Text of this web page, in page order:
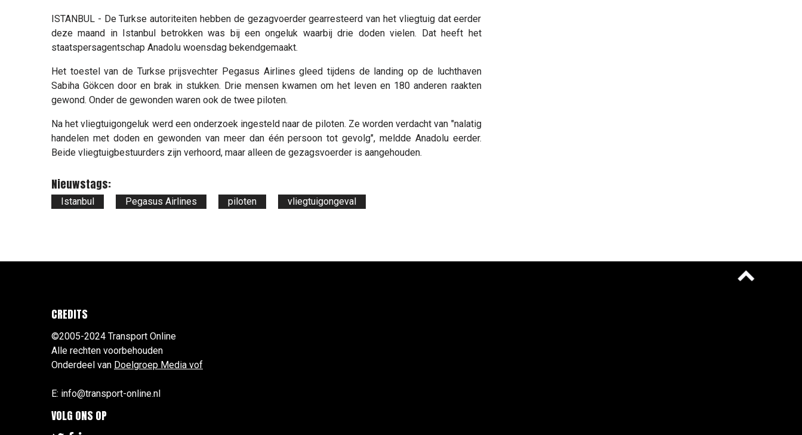
ISTANBUL - De Turkse autoriteiten hebben de gezagvoerder gearresteerd van het vliegtuig dat eerder
deze maand in Istanbul betrokken was bij een ongeluk waarbij drie doden vielen. Dat heeft het
staatspersagentschap Anadolu woensdag bekendgemaakt.
Het toestel van de Turkse prijsvechter Pegasus Airlines gleed tijdens de landing op de luchthaven
Sabiha Gökcen door en brak in stukken. Drie mensen kwamen om het leven en 180 anderen raakten
gewond. Onder de gewonden waren ook de twee piloten.
Na het vliegtuigongeluk werd een onderzoek ingesteld naar de piloten. Ze worden verdacht van "nalatig
handelen met doden en gewonden van meer dan één persoon tot gevolg", meldde Anadolu eerder.
Beide vliegtuigbestuurders zijn verhoord, maar alleen de gezagsvoerder is aangehouden.
Nieuwstags:
Istanbul Pegasus Airlines piloten vliegtuigongeval
CREDITS
©2005-2024 Transport Online
Alle rechten voorbehouden
Onderdeel van Doelgroep Media vof
E: info@transport-online.nl
VOLG ONS OP